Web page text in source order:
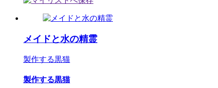
メイドと水の精霊
製作する黒猫
製作する黒猫